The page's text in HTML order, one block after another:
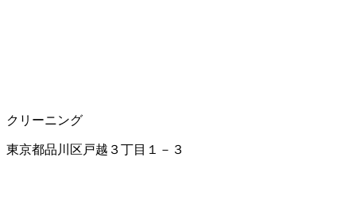
クリーニング
東京都品川区戸越３丁目１－３